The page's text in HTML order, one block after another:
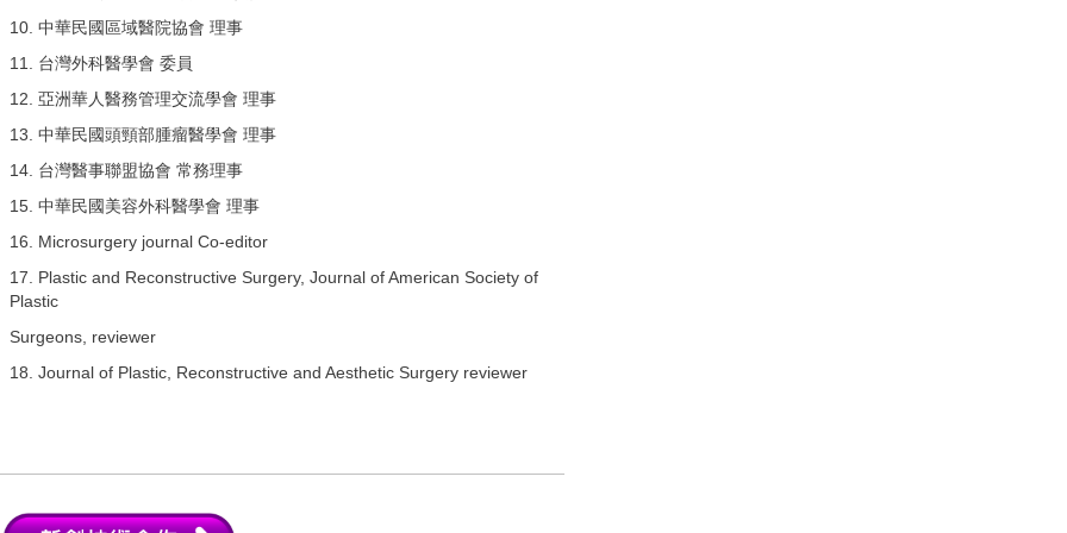
10. 中華民國區域醫院協會 理事
11. 台灣外科醫學會 委員
12. 亞洲華人醫務管理交流學會 理事
13. 中華民國頭頸部腫瘤醫學會 理事
14. 台灣醫事聯盟協會 常務理事
15. 中華民國美容外科醫學會 理事
16. Microsurgery journal Co-editor
17. Plastic and Reconstructive Surgery, Journal of American Society of
Plastic
Surgeons, reviewer
18. Journal of Plastic, Reconstructive and Aesthetic Surgery reviewer